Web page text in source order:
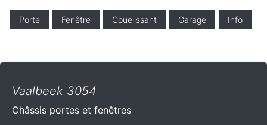
Porte Fenêtre Couelissant Garage Info
Vaalbeek 3054
Châssis portes et fenêtres